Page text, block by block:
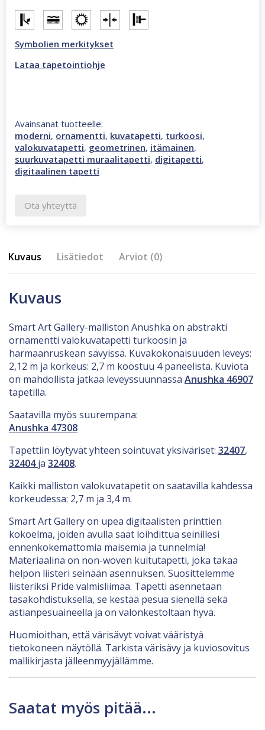
valokuvatapetti
monivärinen,
turkoosi
46908
määrä
Symbolien merkitykset
Lataa tapetointiohje
Avainsanat tuotteelle:
moderni, ornamentti, kuvatapetti, turkoosi,
valokuvatapetti, geometrinen, itämainen,
suurkuvatapetti muraalitapetti, digitapetti,
digitaalinen tapetti
Ota yhteyttä
Kuvaus Lisätiedot Arviot (0)
Kuvaus
Smart Art Gallery-malliston Anushka on abstrakti
ornamentti valokuvatapetti turkoosin ja
harmaanruskean sävyissä. Kuvakokonaisuuden leveys:
2,12 m ja korkeus: 2,7 m koostuu 4 paneelista. Kuviota
on mahdollista jatkaa leveyssuunnassa Anushka 46907
tapetilla.
Saatavilla myös suurempana:
Anushka 47308
Tapettiin löytyvät yhteen sointuvat yksiväriset: 32407,
32404 ja 32408.
Kaikki malliston valokuvatapetit on saatavilla kahdessa
korkeudessa: 2,7 m ja 3,4 m.
Smart Art Gallery on upea digitaalisten printtien
kokoelma, joiden avulla saat loihdittua seinillesi
ennenkokemattomia maisemia ja tunnelmia!
Materiaalina on non-woven kuitutapetti, joka takaa
helpon liisteri seinään asennuksen. Suosittelemme
liisteriksi Pride valmisliimaa. Tapetti asennetaan
tasakohdistuksella, se kestää pesua sienellä sekä
astianpesuaineella ja on valonkestoltaan hyvä.
Huomioithan, että värisävyt voivat vääristyä
tietokoneen näytöllä. Tarkista värisävy ja kuviosovitus
mallikirjasta jälleenmyyjällämme.
Saatat myös pitää...